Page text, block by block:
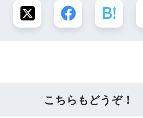
こちらもどうぞ！